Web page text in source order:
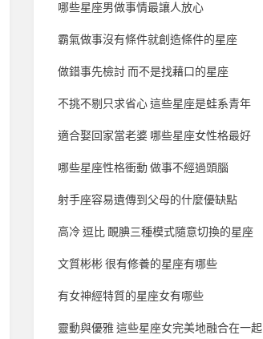
哪些星座男做事情最讓人放心
霸氣做事沒有條件就創造條件的星座
做錯事先檢討 而不是找藉口的星座
不挑不剔只求省心 這些星座是蛙系青年
適合娶回家當老婆 哪些星座女性格最好
哪些星座性格衝動 做事不經過頭腦
射手座容易遺傳到父母的什麼優缺點
高冷 逗比 靦腆三種模式隨意切換的星座
文質彬彬 很有修養的星座有哪些
有女神經特質的星座女有哪些
靈動與優雅 這些星座女完美地融合在一起